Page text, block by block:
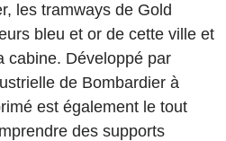
les tramways de Gold
bleu et or de cette ville et
cabine. Développé par
de Bombardier à
est également le tout
des supports